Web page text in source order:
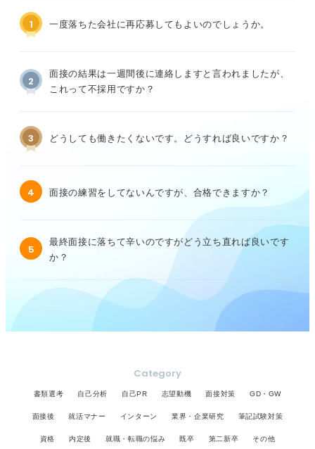
1 一度落ちた会社に再応募してもよいのでしょうか。
2
面接の結果は一週間後に連絡しますと言われましたが、
これって不採用ですか？
3 どうしても働きたくないです。どうすれば良いですか？
4 面接の練習をしてないんですが、合格できますか？
5
最終面接に落ちて辛いのですがどう立ち直れば良いです
か？
Category
書類選考 自己分析 自己PR 志望動機 面接対策 GD・GW
面接後 就活マナー インターン 業界・企業研究 筆記試験対策
資格 内定後 就職・転職の悩み 既卒 第二新卒 その他